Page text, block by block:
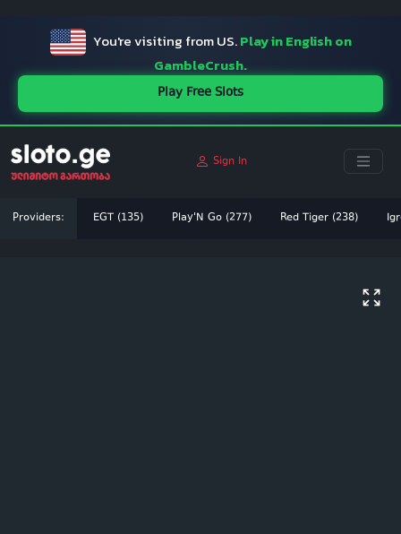
You're visiting from US.Play in English on
GambleCrush.
Play Free Slots
Sign In
Providers: EGT (135) Play'N Go (277) Red Tiger (238)